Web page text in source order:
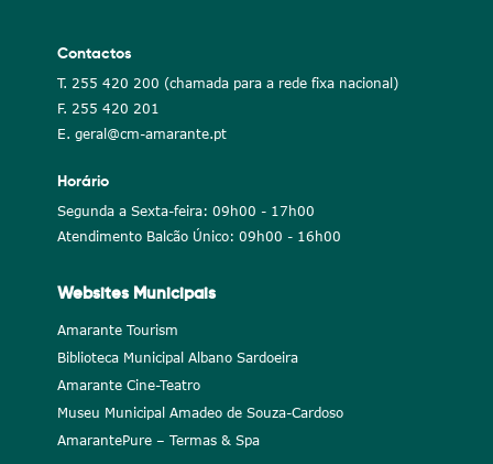
Contactos
T. 255 420 200 (chamada para a rede fixa nacional)
F. 255 420 201
E. geral@cm-amarante.pt
Horário
Segunda a Sexta-feira: 09h00 - 17h00
Atendimento Balcão Único: 09h00 - 16h00
Websites Municipais
Amarante Tourism
Biblioteca Municipal Albano Sardoeira
Amarante Cine-Teatro
Museu Municipal Amadeo de Souza-Cardoso
AmarantePure – Termas & Spa